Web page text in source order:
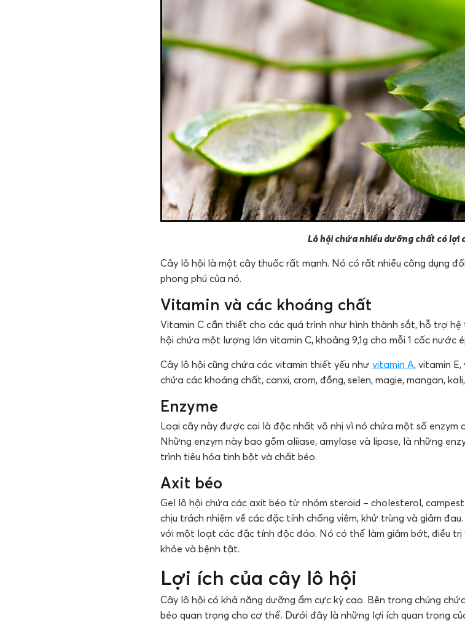
Lô hội chứa nhiều dưỡng chất có lợi
Cây lô hội là một cây thuốc rất mạnh. Nó có rất nhiều công dụng
phong phú của nó.
Vitamin và các khoáng chất
Vitamin C cần thiết cho các quá trình như hình thành sắt, hỗ trợ
hội chứa một lượng lớn vitamin C, khoảng 9,1g cho mỗi 1 cốc nước
Cây lô hội cũng chứa các vitamin thiết yếu nhưvitamin A, vitamin
chứa các khoáng chất, canxi, crom, đồng, selen, magie, mangan,
Enzyme
Loại cây này được coi là độc nhất vô nhị vì nó chứa một số enzym
Những enzym này bao gồm aliiase, amylase và lipase, là những
trình tiêu hóa tinh bột và chất béo.
Axit béo
Gel lô hội chứa các axit béo từ nhóm steroid – cholesterol,
chịu trách nhiệm về các đặc tính chống viêm, khử trùng và giảm
với một loạt các đặc tính độc đáo. Nó có thể làm giảm bớt, điều trị
khỏe và bệnh tật.
Lợi ích của cây lô hội
Cây lô hội có khả năng dưỡng ẩm cực kỳ cao. Bên trong chúng
béo quan trọng cho cơ thể. Dưới đây là những lợi ích quan trọng